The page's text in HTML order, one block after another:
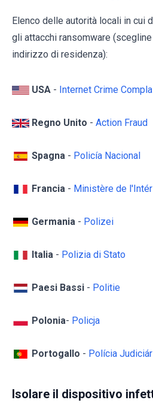
Elenco delle autorità locali in cui
gli attacchi ransomware
indirizzo di residenza):
USA - Internet Crime
Regno Unito - Action Fraud
Spagna - Policía Nacional
Francia - Ministère de
Germania - Polizei
Italia - Polizia di Stato
Paesi Bassi - Politie
Polonia- Policja
Portogallo - Polícia
Isolare il dispositivo